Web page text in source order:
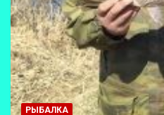
РЫБАЛКА